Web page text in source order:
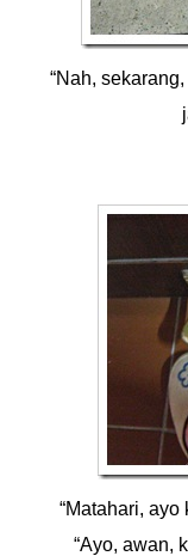
“Nah,
“Matahari, ayo
“Ayo, awan,